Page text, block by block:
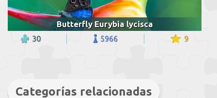
Butterfly Eurybia lycisca
30 5966 9
Categorías relacionadas